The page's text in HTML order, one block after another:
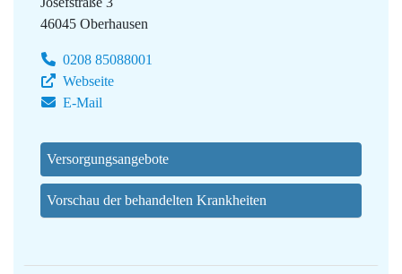
46045 Oberhausen
0208 85088001
Webseite
E-Mail
Versorgungsangebote
Vorschau der behandelten Krankheiten